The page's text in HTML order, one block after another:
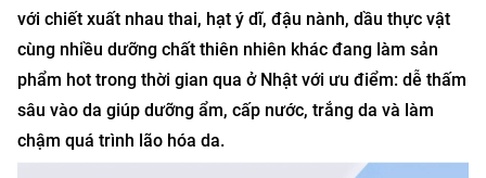
với chiết xuất nhau thai, hạt ý dĩ, đậu nành, dầu thực vật
cùng nhiều dưỡng chất thiên nhiên khác đang làm sản
phẩm hot trong thời gian qua ở Nhật với ưu điểm: dễ thấm
sâu vào da giúp dưỡng ẩm, cấp nước, trắng da và làm
chậm quá trình lão hóa da.